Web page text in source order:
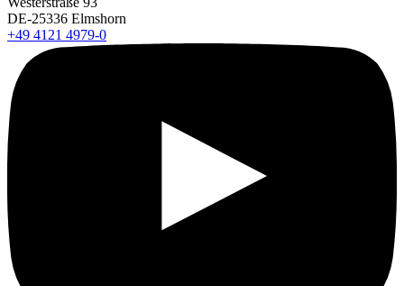
DE-25336 Elmshorn
+49 4121 4979-0